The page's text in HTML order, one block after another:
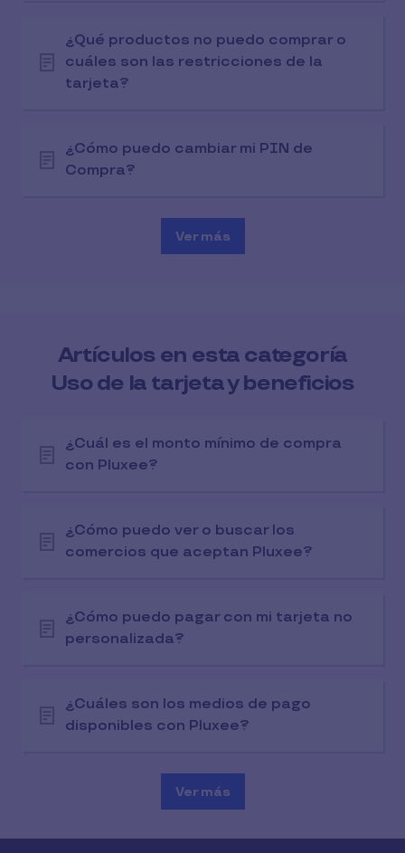
¿Qué productos no puedo comprar o
cuáles son las restricciones de la
tarjeta?
¿Cómo puedo cambiar mi PIN de
Compra?
Ver más
Artículos en esta categoría
Uso de la tarjeta y beneficios
¿Cuál es el monto mínimo de compra
con Pluxee?
¿Cómo puedo ver o buscar los
comercios que aceptan Pluxee?
¿Cómo puedo pagar con mi tarjeta no
personalizada?
¿Cuáles son los medios de pago
disponibles con Pluxee?
Ver más